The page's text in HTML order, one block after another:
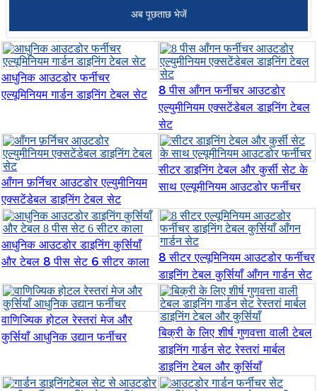
Zulu
Slovenščina
Burmese
čeština
ภาษาไทย
Afrikaans
latviešu valoda‎
ქართველი
Xhosa
Latin
Hausa
अब पूछताछ भेजें
आधुनिक आउटडोर फर्नीचर
एल्यूमिनियम गार्डन डाइनिंग टेबल सेट
8 पीस आँगन फर्नीचर आउटडोर
एल्युमीनियम एक्सटेंडेबल डाइनिंग टेबल
सेट
आँगन फ़र्निचर आउटडोर एल्युमीनियम
एक्सटेंडेबल डाइनिंग टेबल सेट
सीटर डाइनिंग टेबल और कुर्सी सेट के
साथ एल्यूमीनियम आउटडोर फर्नीचर
आधुनिक आउटडोर डाइनिंग कुर्सियाँ
और टेबल 8 पीस सेट 6 सीटर काला
8 सीटर एल्यूमिनियम आउटडोर फर्नीचर
डाइनिंग टेबल कुर्सियाँ आँगन गार्डन सेट
वाणिज्यिक होटल रेस्तरां मेज और
कुर्सियाँ आधुनिक उद्यान फर्नीचर
बिक्री के लिए शीर्ष गुणवत्ता वाली टेबल
डाइनिंग गार्डन सेट रेस्तरां मार्बल
डाइनिंग टेबल और कुर्सियाँ